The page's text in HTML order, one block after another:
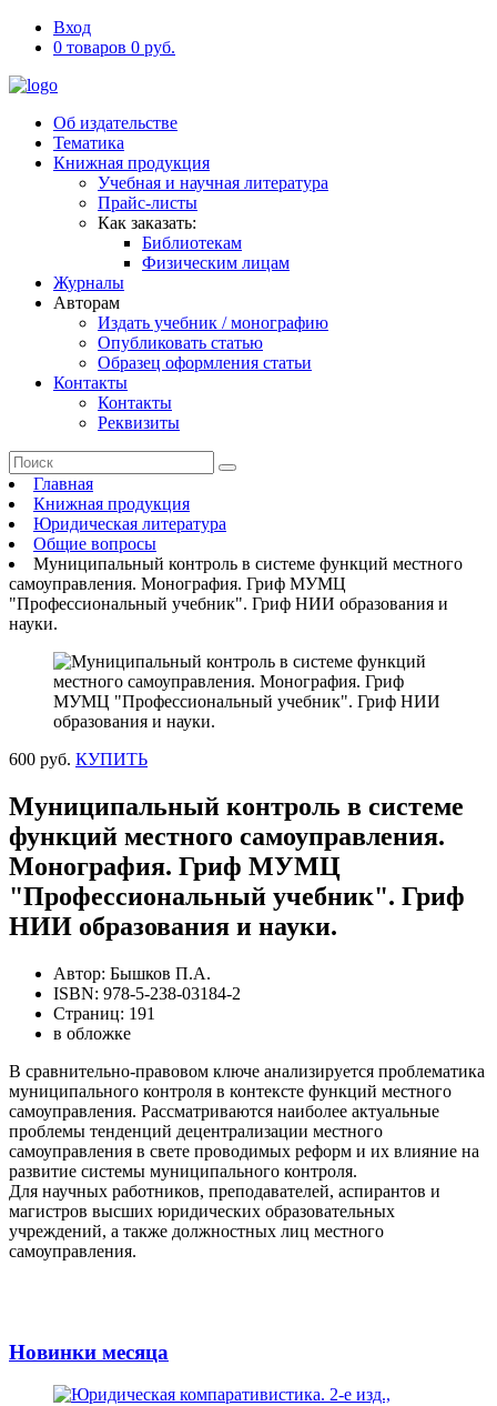
Вход
0 товаров 0 руб.
Об издательстве
Тематика
Книжная продукция
Учебная и научная литература
Прайс-листы
Как заказать:
Библиотекам
Физическим лицам
Журналы
Авторам
Издать учебник / монографию
Опубликовать статью
Образец оформления статьи
Контакты
Контакты
Реквизиты
Главная
Книжная продукция
Юридическая литература
Общие вопросы
Муниципальный контроль в системе функций местного
самоуправления. Монография. Гриф МУМЦ
"Профессиональный учебник". Гриф НИИ образования и
науки.
600 руб. КУПИТЬ
Муниципальный контроль в системе
функций местного самоуправления.
Монография. Гриф МУМЦ
"Профессиональный учебник". Гриф
НИИ образования и науки.
Автор: Бышков П.А.
ISBN: 978-5-238-03184-2
Страниц: 191
в обложке
В сравнительно-правовом ключе анализируется проблематика
муниципального контроля в контексте функций местного
самоуправления. Рассматриваются наиболее актуальные
проблемы тенденций децентрализации местного
самоуправления в свете проводимых реформ и их влияние на
развитие системы муниципального контроля.
Для научных работников, преподавателей, аспирантов и
магистров высших юридических образовательных
учреждений, а также должностных лиц местного
самоуправления.
Новинки месяца